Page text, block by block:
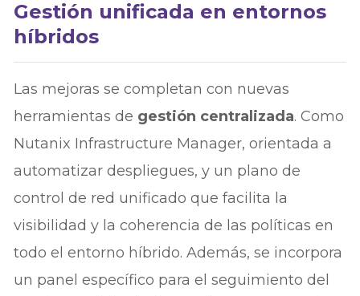
Gestión unificada en entornos
híbridos
Las mejoras se completan con nuevas
herramientas de gestión centralizada. Como
Nutanix Infrastructure Manager, orientada a
automatizar despliegues, y un plano de
control de red unificado que facilita la
visibilidad y la coherencia de las políticas en
todo el entorno híbrido. Además, se incorpora
un panel específico para el seguimiento del